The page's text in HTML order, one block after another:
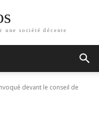
société décente
devant le conseil de